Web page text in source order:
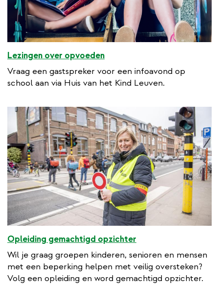
Lezingen over opvoeden
Vraag een gastspreker voor een infoavond op
school aan via Huis van het Kind Leuven.
Opleiding gemachtigd opzichter
Wil je graag groepen kinderen, senioren en mensen
met een beperking helpen met veilig oversteken?
Volg een opleiding en word gemachtigd opzichter.